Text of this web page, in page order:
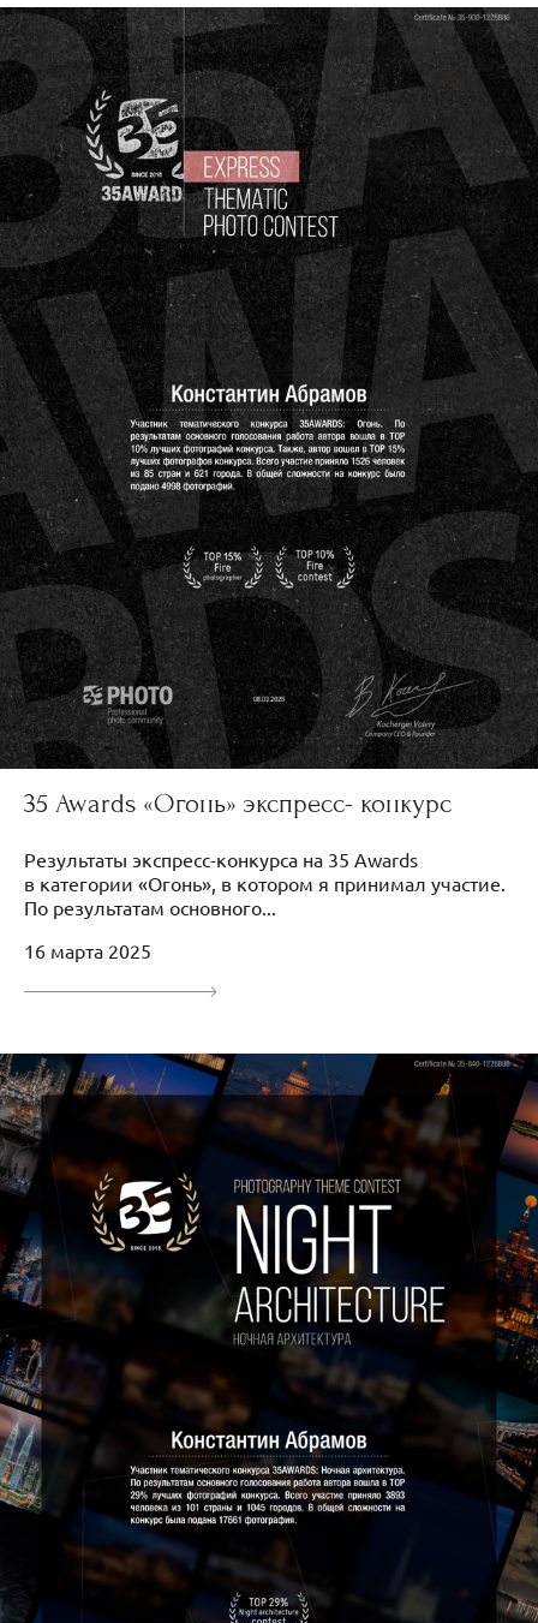
35 Awards «Огонь» экспресс- конкурс
Результаты экспресс-конкурса на 35 Awards
в категории «Огонь», в котором я принимал участие.
По результатам основного...
16 марта 2025